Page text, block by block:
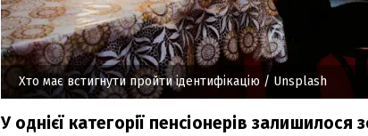
Хто має встигнути пройти ідентифікацію / Unsplash
У однієї категорії пенсіонерів